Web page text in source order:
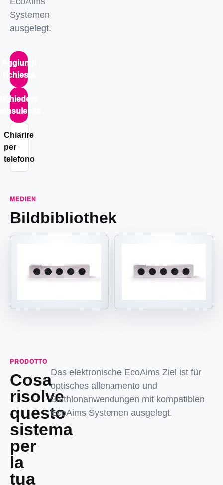
Systemen
ausgelegt.
Aggiungi
richiesta
Chiarire
per
telefono
MEDIEN
Bildbibliothek
PRODOTTO
Cosa
risolve
questo
sistema
per
la
tua
Das elektronische EcoAims Ziel ist für
optisches allenamento und
Biathlonanwendungen mit kompatiblen
EcoAims Systemen ausgelegt.